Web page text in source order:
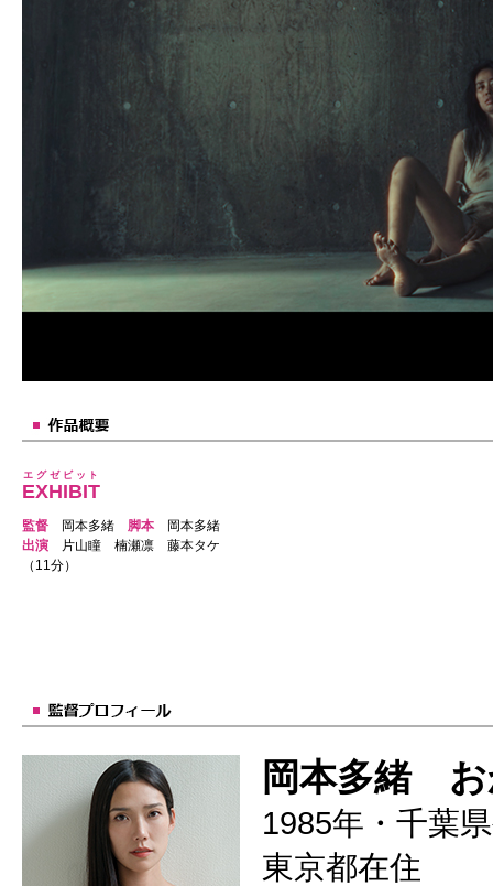
EXHIBIT
エグゼビット
監督 岡本多緒 脚本
岡本多緒
出演
片山瞳 楠瀬凛 藤本タケ
（11分）
岡本多緒 お
1985年・千葉
東京都在住